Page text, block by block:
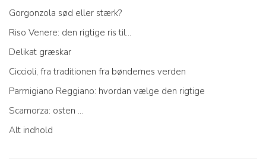
Gorgonzola sød eller stærk?
Riso Venere: den rigtige ris til...
Delikat græskar
Ciccioli, fra traditionen fra bøndernes verden
Parmigiano Reggiano: hvordan vælge den rigtige
Scamorza: osten ...
Alt indhold